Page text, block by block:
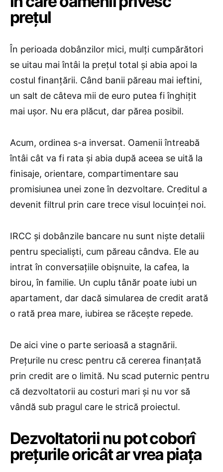
prețul
În perioada dobânzilor mici, mulți cumpărători
se uitau mai întâi la prețul total și abia apoi la
costul finanțării. Când banii păreau mai ieftini,
un salt de câteva mii de euro putea fi înghițit
mai ușor. Nu era plăcut, dar părea posibil.
Acum, ordinea s-a inversat. Oamenii întreabă
întâi cât va fi rata și abia după aceea se uită la
finisaje, orientare, compartimentare sau
promisiunea unei zone în dezvoltare. Creditul a
devenit filtrul prin care trece visul locuinței noi.
IRCC și dobânzile bancare nu sunt niște detalii
pentru specialiști, cum păreau cândva. Ele au
intrat în conversațiile obișnuite, la cafea, la
birou, în familie. Un cuplu tânăr poate iubi un
apartament, dar dacă simularea de credit arată
o rată prea mare, iubirea se răcește repede.
De aici vine o parte serioasă a stagnării.
Prețurile nu cresc pentru că cererea finanțată
prin credit are o limită. Nu scad puternic pentru
că dezvoltatorii au costuri mari și nu vor să
vândă sub pragul care le strică proiectul.
Dezvoltatorii nu pot coborî
prețurile oricât ar vrea piața